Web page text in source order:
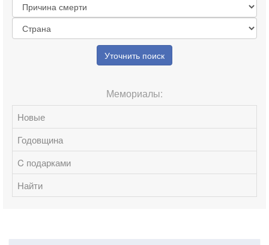
Уточнить поиск
Мемориалы:
Новые
Годовщина
C подарками
Найти